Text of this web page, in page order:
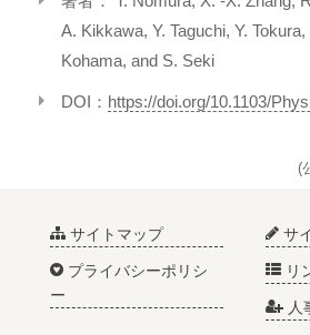
A. Kikkawa, Y. Taguchi, Y.
Kohama, and S. Seki
DOI： https://doi.org/10.1103/
(
サイトマップ サ
プライバシーポリシ
ー
リ
人